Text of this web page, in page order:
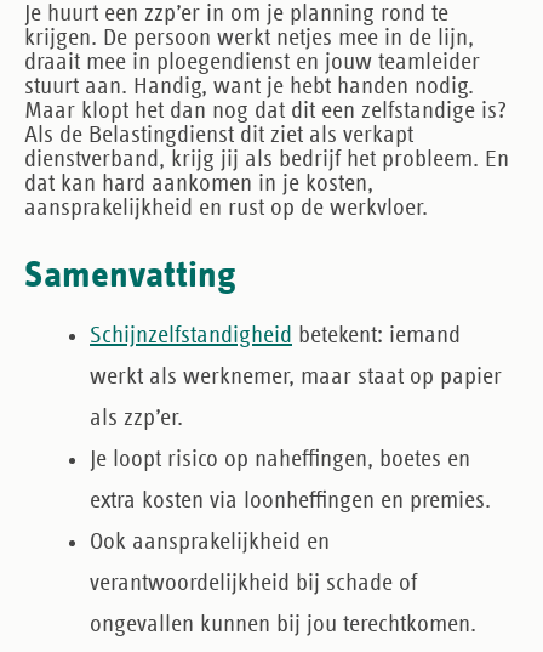
Je huurt een zzp’er in om je planning rond te
krijgen. De persoon werkt netjes mee in de lijn,
draait mee in ploegendienst en jouw teamleider
stuurt aan. Handig, want je hebt handen nodig.
Maar klopt het dan nog dat dit een zelfstandige is?
Als de Belastingdienst dit ziet als verkapt
dienstverband, krijg jij als bedrijf het probleem. En
dat kan hard aankomen in je kosten,
aansprakelijkheid en rust op de werkvloer.
Samenvatting
Schijnzelfstandigheid betekent: iemand
werkt als werknemer, maar staat op papier
als zzp’er.
Je loopt risico op naheffingen, boetes en
extra kosten via loonheffingen en premies.
Ook aansprakelijkheid en
verantwoordelijkheid bij schade of
ongevallen kunnen bij jou terechtkomen.